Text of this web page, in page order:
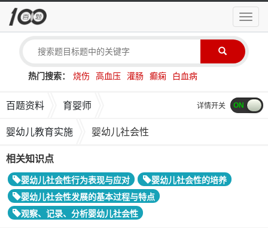
导
航
热门搜索： 烧伤 高血压 灌肠 癫痫 白血病
百题资料 育婴师 详情开关
婴幼儿教育实施 婴幼儿社会性
相关知识点
​婴幼儿社会性行为表现与应对
婴幼儿社会性的培养
婴幼儿社会性发展的基本过程与特点
观察、记录、分析婴幼儿社会性